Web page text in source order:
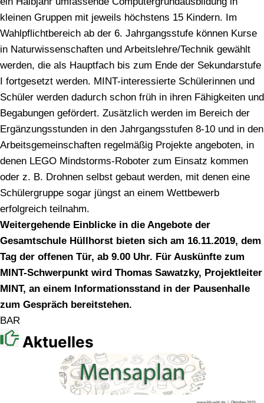
kleinen Gruppen mit jeweils höchstens 15 Kindern. Im
Wahlpflichtbereich ab der 6. Jahrgangsstufe können Kurse
in Naturwissenschaften und Arbeitslehre/Technik gewählt
werden, die als Hauptfach bis zum Ende der Sekundarstufe
I fortgesetzt werden. MINT-interessierte Schülerinnen und
Schüler werden dadurch schon früh in ihren Fähigkeiten und
Begabungen gefördert. Zusätzlich werden im Bereich der
Ergänzungsstunden in den Jahrgangsstufen 8-10 und in den
Arbeitsgemeinschaften regelmäßig Projekte angeboten, in
denen LEGO Mindstorms-Roboter zum Einsatz kommen
oder z. B. Drohnen selbst gebaut werden, mit denen eine
Schülergruppe sogar jüngst an einem Wettbewerb
erfolgreich teilnahm.
Weitergehende Einblicke in die Angebote der
Gesamtschule Hüllhorst bieten sich am 16.11.2019, dem
Tag der offenen Tür, ab 9.00 Uhr. Für Auskünfte zum
MINT-Schwerpunkt wird Thomas Sawatzky, Projektleiter
MINT, an einem Informationsstand in der Pausenhalle
zum Gespräch bereitstehen.
BAR
Aktuelles